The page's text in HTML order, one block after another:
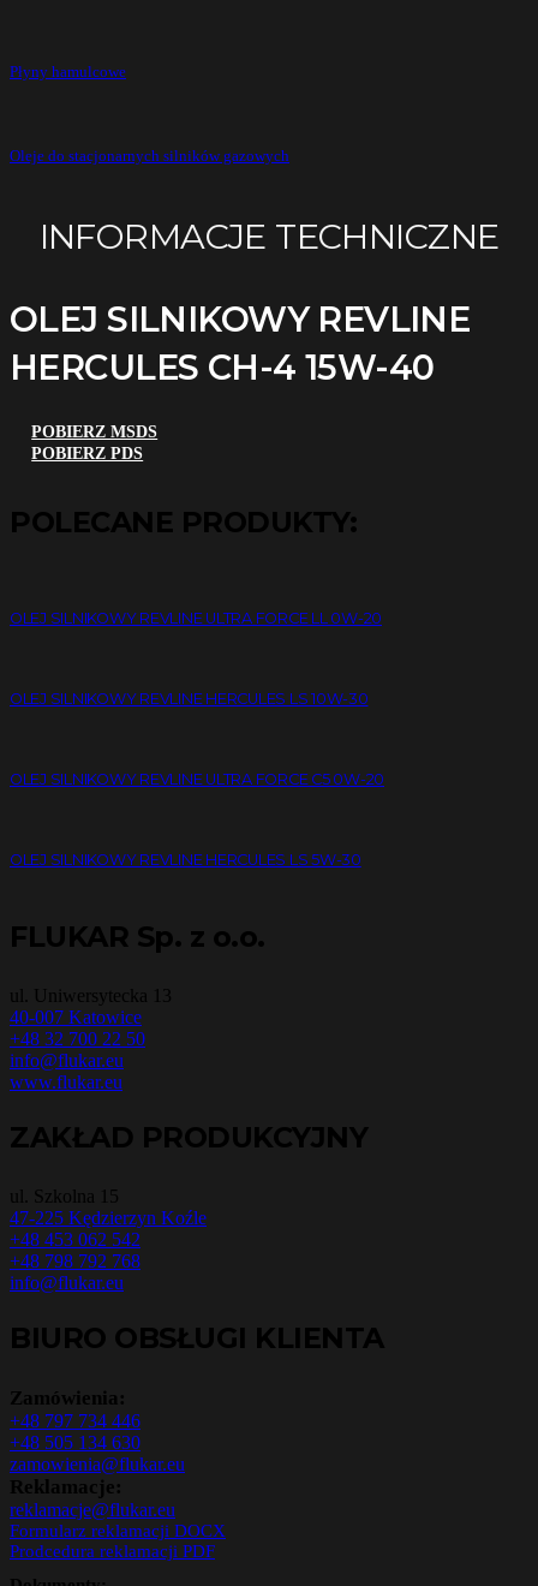
Płyny hamulcowe
Oleje do stacjonarnych silników gazowych
INFORMACJE TECHNICZNE
OLEJ SILNIKOWY REVLINE
HERCULES CH-4 15W-40
POBIERZ MSDS
POBIERZ PDS
POLECANE PRODUKTY:
OLEJ SILNIKOWY REVLINE ULTRA FORCE LL 0W-20
OLEJ SILNIKOWY REVLINE HERCULES LS 10W-30
OLEJ SILNIKOWY REVLINE ULTRA FORCE C5 0W-20
OLEJ SILNIKOWY REVLINE HERCULES LS 5W-30
FLUKAR Sp. z o.o.
ul. Uniwersytecka 13
40-007 Katowice
+48 32 700 22 50
info@flukar.eu
www.flukar.eu
ZAKŁAD PRODUKCYJNY
ul. Szkolna 15
47-225 Kędzierzyn Koźle
+48 453 062 542
+48 798 792 768
info@flukar.eu
BIURO OBSŁUGI KLIENTA
Zamówienia:
+48 797 734 446
+48 505 134 630
zamowienia@flukar.eu
Reklamacje:
reklamacje@flukar.eu
Formularz reklamacji DOCX
Prodcedura reklamacji PDF